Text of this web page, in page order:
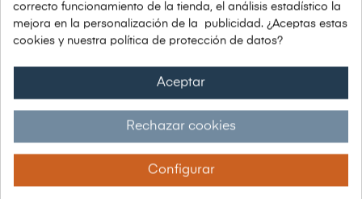
CAMISA ESTAMPADA HOMBRE
correcto funcionamiento de la tienda, el análisis estadístico la
mejora en la personalización de la publicidad. ¿Aceptas estas
cookies y nuestra política de protección de datos?
Aceptar
Rechazar cookies
Configurar